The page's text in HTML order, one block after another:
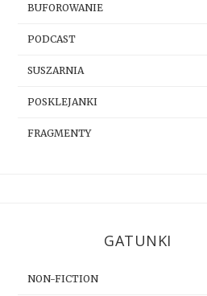
BUFOROWANIE
PODCAST
SUSZARNIA
POSKLEJANKI
FRAGMENTY
GATUNKI
NON-FICTION